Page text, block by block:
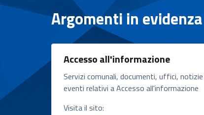
Argomenti in evidenza
Accesso all'informazione
Servizi comunali, documenti, uffici,
eventi relativi a Accesso all'informazione
Visita il sito: